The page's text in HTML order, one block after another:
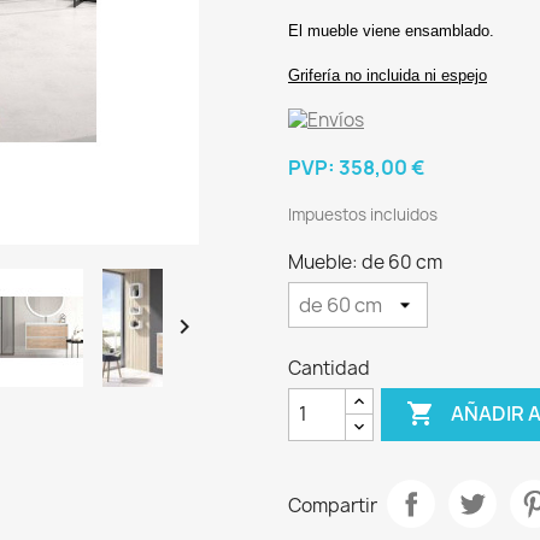

El mueble viene ensamblado.
Grifería no incluida ni espejo
PVP: 358,00 €
Impuestos incluidos
Mueble: de 60 cm
Cantidad
 AÑADIR
Compartir